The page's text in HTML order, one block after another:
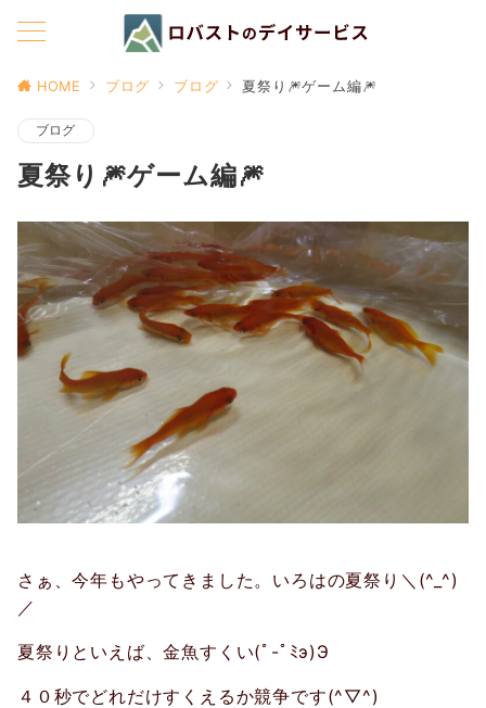
HOME ブログ ブログ 夏祭り🎆ゲーム編🎆
ブログ
夏祭り🎆ゲーム編🎆
さぁ、今年もやってきました。いろはの夏祭り＼(^_^)
／
夏祭りといえば、金魚すくい(ﾟ-ﾟﾐэ)Э
４０秒でどれだけすくえるか競争です(^▽^)